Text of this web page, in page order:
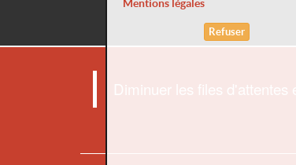
Diminuer les files d'attentes
Mentions légales
Refuser